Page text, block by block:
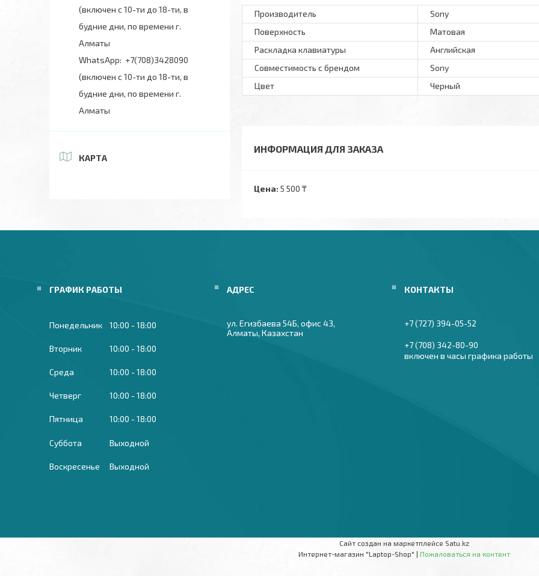
Производитель
Sony
Поверхность
Матовая
Раскладка клавиатуры
Английская
Совместимость с брендом
Sony
Цвет
Черный
ИНФОРМАЦИЯ ДЛЯ ЗАКАЗА
Цена: 5 500 ₸
(включен с 10-ти до 18-ти, в
будние дни, по времени г.
Алматы
+7(708)3428090
(включен с 10-ти до 18-ти, в
будние дни, по времени г.
Алматы
КАРТА
ГРАФИК РАБОТЫ
Понедельник 10:00 18:00
Вторник 10:00 18:00
Среда 10:00 18:00
Четверг 10:00 18:00
Пятница 10:00 18:00
Суббота Выходной
Воскресенье Выходной
ул. Егизбаева 54Б, офис 43,
Алматы, Казахстан
+7 (727) 394-05-52
+7 (708) 342-80-90
включен в часы графика работы
Сайт создан на маркетплейсе Satu.kz
Интернет-магазин "Laptop-Shop" | Пожаловаться на контент